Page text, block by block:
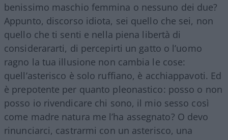
benissimo maschio femmina o nessuno dei due?
Appunto, discorso idiota, sei quello che sei, non
quello che ti senti e nella piena libertà di
considerararti, di percepirti un gatto o l’uomo
ragno la tua illusione non cambia le cose:
quell’asterisco è solo ruffiano, è acchiappavoti. Ed
è prepotente per quanto pleonastico: posso o non
posso io rivendicare chi sono, il mio sesso così
come madre natura me l’ha assegnato? O devo
rinunciarci, castrarmi con un asterisco, una